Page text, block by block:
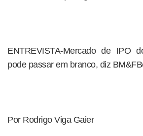
ENTREVISTA-Mercado de IPO
pode passar em branco, diz
Por Rodrigo Viga Gaier